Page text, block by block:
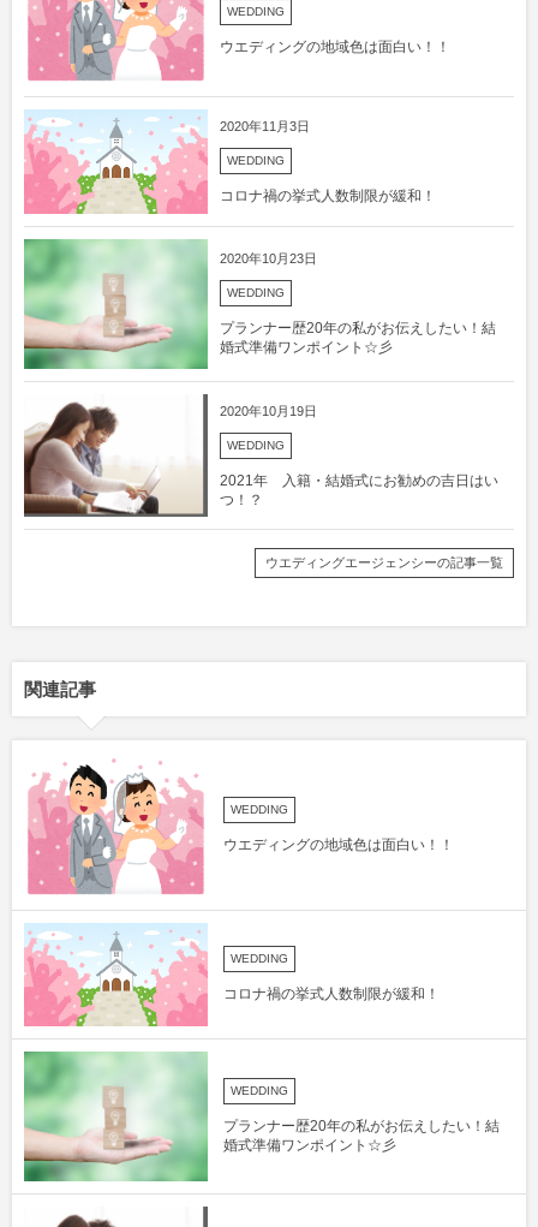
WEDDING
ウエディングの地域色は面白い！！
2020年11月3日
WEDDING
コロナ禍の挙式人数制限が緩和！
2020年10月23日
WEDDING
プランナー歴20年の私がお伝えしたい！結
婚式準備ワンポイント☆彡
2020年10月19日
WEDDING
2021年 入籍・結婚式にお勧めの吉日はい
つ！？
ウエディングエージェンシーの記事一覧
関連記事
WEDDING
ウエディングの地域色は面白い！！
WEDDING
コロナ禍の挙式人数制限が緩和！
WEDDING
プランナー歴20年の私がお伝えしたい！結
婚式準備ワンポイント☆彡